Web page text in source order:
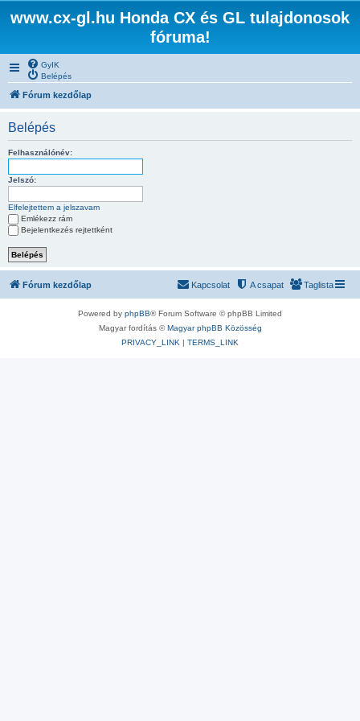
www.cx-gl.hu Honda CX és GL tulajdonosok
fóruma!
GyIK
Belépés
Fórum kezdőlap
Belépés
Felhasználónév:
Jelszó:
Elfelejtettem a jelszavam
Emlékezz rám
Bejelentkezés rejtettként
Fórum kezdőlap Taglista
A csapat
Kapcsolat
Powered by phpBB® Forum Software © phpBB Limited
Magyar fordítás ©Magyar phpBB Közösség
PRIVACY_LINK | TERMS_LINK